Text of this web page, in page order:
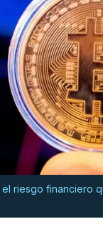
riesgo financiero